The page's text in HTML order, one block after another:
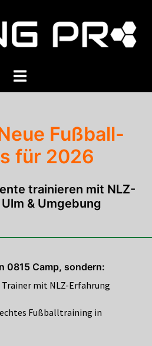
Menü
Fußball-
für 2026
trainieren mit NLZ-
& Umgebung
0815 Camp, sondern:
mit NLZ-Erfahrung
Fußballtraining in